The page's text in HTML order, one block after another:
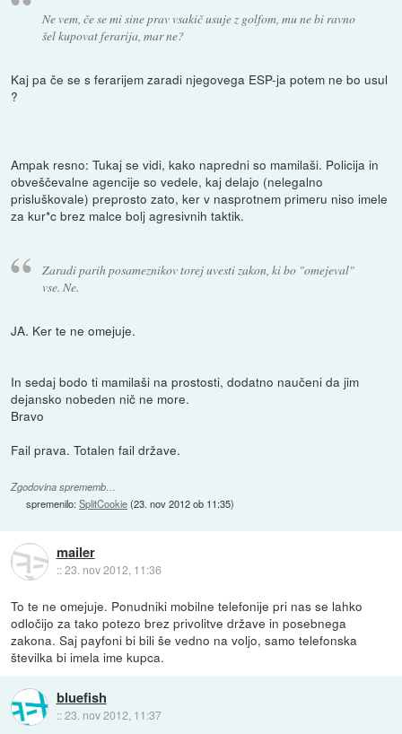
Ne vem, če se mi sine prav vsakič usuje z golfom, mu ne bi ravno
šel kupovat ferarija, mar ne?
Kaj pa če se s ferarijem zaradi njegovega ESP-ja potem ne bo usul
?
Ampak resno: Tukaj se vidi, kako napredni so mamilaši. Policija in
obveščevalne agencije so vedele, kaj delajo (nelegalno
prisluškovale) preprosto zato, ker v nasprotnem primeru niso imele
za kur*c brez malce bolj agresivnih taktik.
Zaradi parih posameznikov torej uvesti zakon, ki bo "omejeval"
vse. Ne.
JA. Ker te ne omejuje.
In sedaj bodo ti mamilaši na prostosti, dodatno naučeni da jim
dejansko nobeden nič ne more.
Bravo
Fail prava. Totalen fail države.
Zgodovina sprememb…
spremenilo:SplitCookie(23. nov 2012 ob 11:35)
mailer
::23. nov 2012, 11:36
To te ne omejuje. Ponudniki mobilne telefonije pri nas se lahko
odločijo za tako potezo brez privolitve države in posebnega
zakona. Saj payfoni bi bili še vedno na voljo, samo telefonska
številka bi imela ime kupca.
bluefish
::23. nov 2012, 11:37